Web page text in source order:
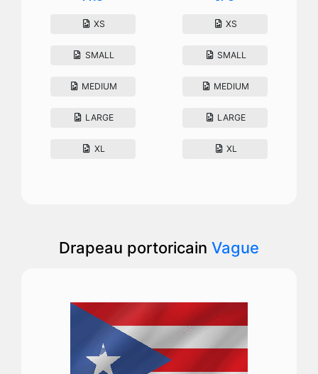
XS
SMALL
MEDIUM
LARGE
XL
XS
SMALL
MEDIUM
LARGE
XL
Drapeau portoricain Vague